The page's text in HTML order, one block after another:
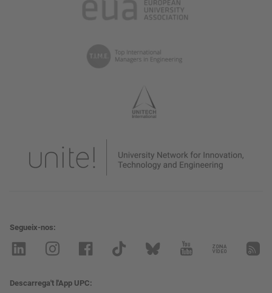
Segueix-nos
Descarrega't l'App UPC